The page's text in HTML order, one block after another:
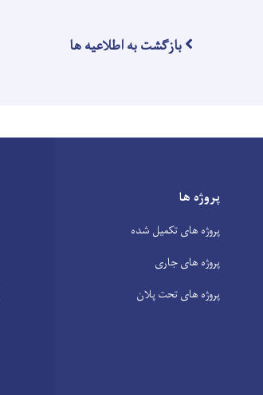
بازگشت به اطلاعیه ها
پروژه ها
پروژه های تکمیل شده
پروژه های جاری
پروژه های تحت پلان